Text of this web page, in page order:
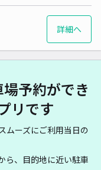
詳細へ
予約ができ
リです
ムーズにご利用当日の
ら、目的地に近い駐車